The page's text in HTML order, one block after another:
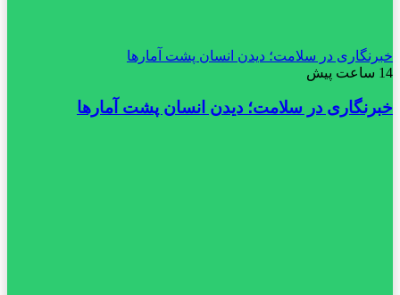
خبرنگاری در سلامت؛ دیدن انسان پشت آمارها
14 ساعت پیش
خبرنگاری در سلامت؛ دیدن انسان پشت آمارها